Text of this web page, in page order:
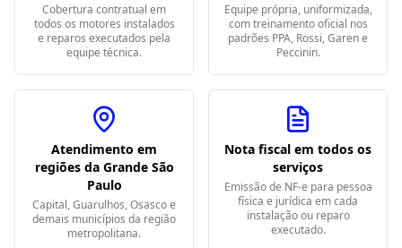
Cobertura contratual em
todos os motores instalados
e reparos executados pela
equipe técnica.
Equipe própria, uniformizada,
com treinamento oficial nos
padrões PPA, Rossi, Garen e
Peccinin.
Atendimento em
regiões da Grande São
Paulo
Capital, Guarulhos, Osasco e
demais municípios da região
metropolitana.
Nota fiscal em todos os
serviços
Emissão de NF-e para pessoa
física e jurídica em cada
instalação ou reparo
executado.